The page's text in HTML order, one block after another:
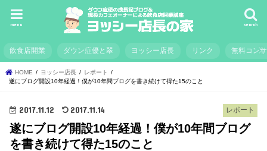
search
menu
飲食店開業 ダウン症優と翠 ヨッシー店長 リンク 無料コン
HOME ヨッシー店長
レポート
遂にブログ開設10年経過！僕が10年間ブログを書き続けて得た15のこと
レポート
2017.11.12 2017.11.14
遂にブログ開設10年経過！僕が10年間ブログ
を書き続けて得た15のこと